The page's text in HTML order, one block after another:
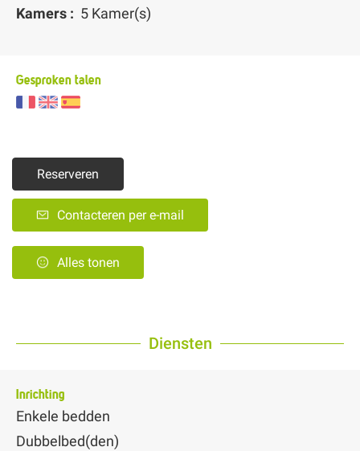
Kamers : 5 Kamer(s)
Gesproken talen
Reserveren
Contacteren per e-mail
Alles tonen
Diensten
Inrichting
Enkele bedden
Dubbelbed(den)